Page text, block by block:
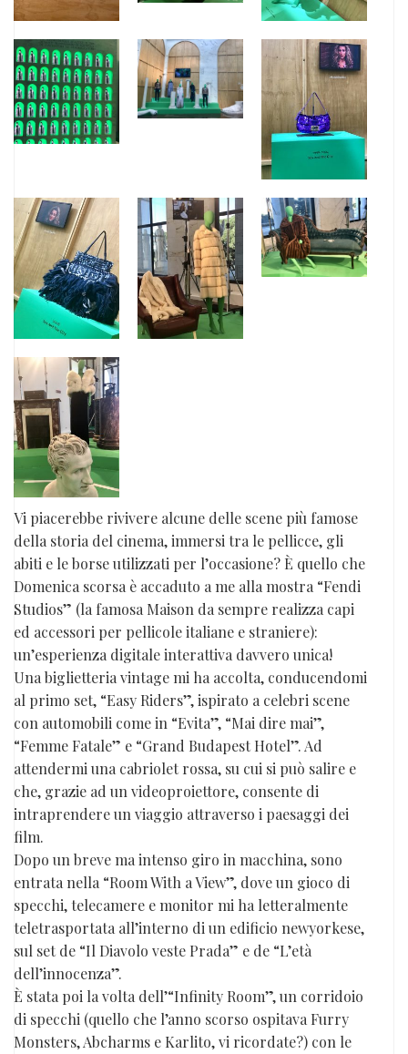
Vi piacerebbe rivivere alcune delle scene più famose
della storia del cinema, immersi tra le pellicce, gli
abiti e le borse utilizzati per l’occasione? È quello che
Domenica scorsa è accaduto a me alla mostra “Fendi
Studios” (la famosa Maison da sempre realizza capi
ed accessori per pellicole italiane e straniere):
un’esperienza digitale interattiva davvero unica!
Una biglietteria vintage mi ha accolta, conducendomi
al primo set, “Easy Riders”, ispirato a celebri scene
con automobili come in “Evita”, “Mai dire mai”,
“Femme Fatale” e “Grand Budapest Hotel”. Ad
attendermi una cabriolet rossa, su cui si può salire e
che, grazie ad un videoproiettore, consente di
intraprendere un viaggio attraverso i paesaggi dei
film.
Dopo un breve ma intenso giro in macchina, sono
entrata nella “Room With a View”, dove un gioco di
specchi, telecamere e monitor mi ha letteralmente
teletrasportata all’interno di un edificio newyorkese,
sul set de “Il Diavolo veste Prada” e de “L’età
dell’innocenza”.
È stata poi la volta dell’“Infinity Room”, un corridoio
di specchi (quello che l’anno scorso ospitava Furry
Monsters, Abcharms e Karlito, vi ricordate?) con le